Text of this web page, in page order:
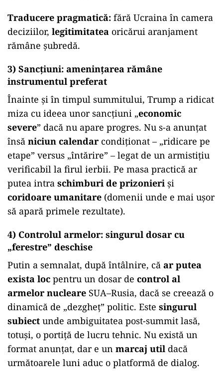
Traducere pragmatică: fără Ucraina în camera
deciziilor, legitimitatea oricărui aranjament
rămâne șubredă.
3) Sancțiuni: amenințarea rămâne
instrumentul preferat
Înainte și în timpul summitului, Trump a ridicat
miza cu ideea unor sancțiuni „economic
severe” dacă nu apare progres. Nu s-a anunțat
însă niciun calendar condiționat – „ridicare pe
etape” versus „întărire” – legat de un armistițiu
verificabil la firul ierbii. Pe masa practică ar
putea intra schimburi de prizonieri și
coridoare umanitare (domenii unde e mai ușor
să apară primele rezultate).
4) Controlul armelor: singurul dosar cu
„ferestre” deschise
Putin a semnalat, după întâlnire, că ar putea
exista loc pentru un dosar de control al
armelor nucleare SUA–Rusia, dacă se creează o
dinamică de „dezgheț” politic. Este singurul
subiect unde ambiguitatea post-summit lasă,
totuși, o portiță de lucru tehnic. Nu există un
format anunțat, dar e un marcaj util dacă
următoarele luni aduc o platformă de dialog.